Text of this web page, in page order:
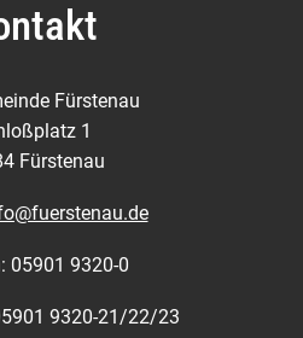
Fürstenau
1
Fürstenau
05901 9320-0
9320-21/22/23